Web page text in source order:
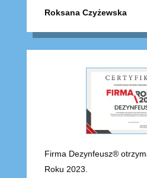
Roksana Czyżewska
Firma Dezynfeusz®
Roku 2023.